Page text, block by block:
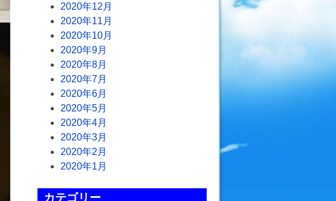
2020年12月
2020年11月
2020年10月
2020年9月
2020年8月
2020年7月
2020年6月
2020年5月
2020年4月
2020年3月
2020年2月
2020年1月
カテゴリー